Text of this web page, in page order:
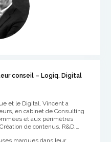
conseil – Logiq. Digital
et le Digital, Vincent a
en cabinet de Consulting
et aux périmètres
de contenus, R&D,…
marques dans leur